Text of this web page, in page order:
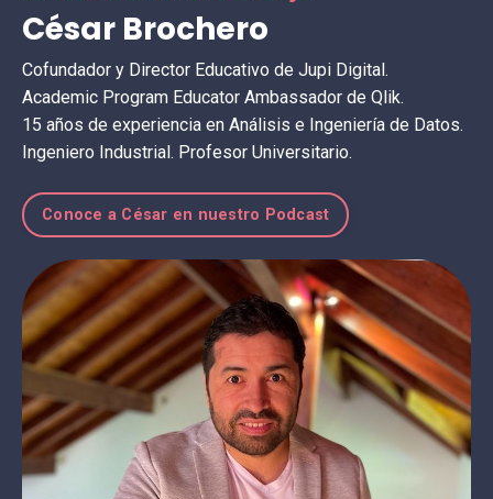
César Brochero
Cofundador y Director Educativo de Jupi Digital.
Academic Program Educator Ambassador de Qlik.
15 años de experiencia en Análisis e Ingeniería de Datos.
Ingeniero Industrial. Profesor Universitario.
Conoce a César en nuestro Podcast